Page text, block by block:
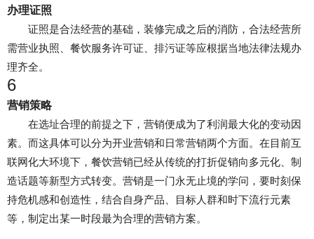
办理证照
证照是合法经营的基础，装修完成之后的消防，合法经营所
需营业执照、餐饮服务许可证、排污证等应根据当地法律法规办
理齐全。
6
营销策略
在选址合理的前提之下，营销便成为了利润最大化的变动因
素。而这具体可以分为开业营销和日常营销两个方面。在目前互
联网化大环境下，餐饮营销已经从传统的打折促销向多元化、制
造话题等新型方式转变。营销是一门永无止境的学问，要时刻保
持危机感和创造性，结合自身产品、目标人群和时下流行元素
等，制定出某一时段最为合理的营销方案。